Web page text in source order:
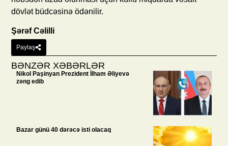
dövlət büdcəsinə ödənilir.
Şərəf Cəlilli
Paylaş
BƏNZƏR XƏBƏRLƏR
Nikol Paşinyan Prezident İlham Əliyevə
zəng edib
Bazar günü 40 dərəcə isti olacaq